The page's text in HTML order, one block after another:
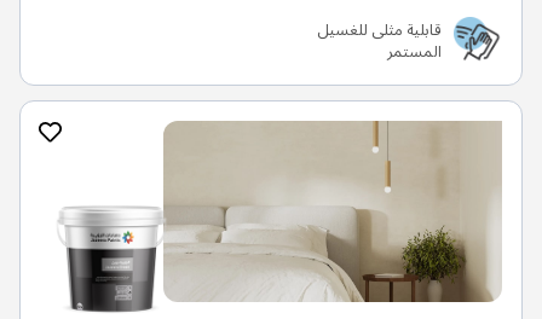
قابلية مثلى للغسيل
المستمر